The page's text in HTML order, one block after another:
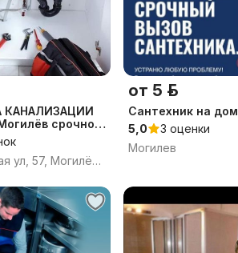
КАНАЛИЗАЦИИ
срочно
Первомайская ул, 57, Могилёв, Могилёвская область
от 5 р.
Сантехник на дом
5,0
3 оценки
Могилев